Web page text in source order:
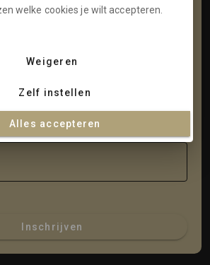
Inschrijven
welke cookies je wilt accepteren.
Weigeren
Zelf instellen
Alles accepteren